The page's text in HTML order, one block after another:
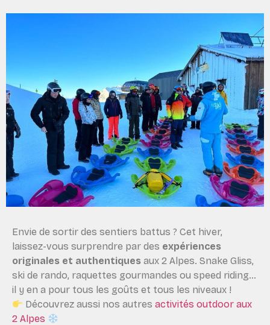
Envie de sortir des sentiers battus ? Cet hiver,
laissez-vous surprendre par des expériences
originales et authentiques aux 2 Alpes. Snake Gliss,
ski de rando, raquettes gourmandes ou speed riding…
il y en a pour tous les goûts et tous les niveaux !
Découvrez aussi nos autresactivités outdoor aux
2 Alpes